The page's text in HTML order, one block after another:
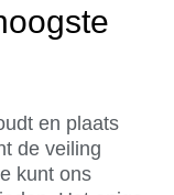
en plaats
de veiling
kunt ons